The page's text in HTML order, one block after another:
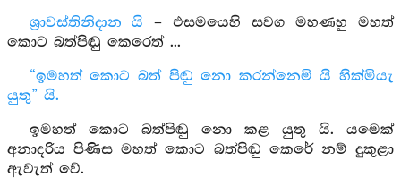
ශ්‍රාවස්තිනිදාන යි – එසමයෙහි සවග මහණහු මහත්
කොට බත්පිඬු කෙරෙත් ...
“ඉමහත් කොට බත් පිඬු නො කරන්නෙමි යි හික්මියැ
යුතු” යි.
ඉමහත් කොට බත්පිඬු නො කළ යුතු යි. යමෙක්
අනාදරිය පිණිස මහත් කොට බත්පිඬු කෙරේ නම් දුකුළා
ඇවැත් වේ.